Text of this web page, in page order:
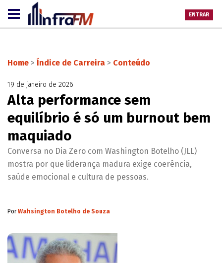
ENTRAR
Home > Índice de Carreira > Conteúdo
19 de janeiro de 2026
Alta performance sem
equilíbrio é só um burnout bem
maquiado
Conversa no Dia Zero com Washington Botelho (JLL)
mostra por que liderança madura exige coerência,
saúde emocional e cultura de pessoas.
PorWahsington Botelho de Souza